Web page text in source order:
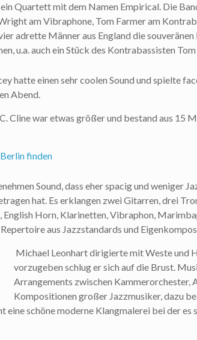
Quartett mit dem Namen Empirical. Die
am Vibraphone, Tom Farmer am
adrette Männer aus England die
u.a. auch ein Stück des Kontrabassisten
hatte einen sehr coolen Sound und spielte
Abend.
Cline war etwas größer und bestand aus 15
Sound, dass eher spacig und weniger
hat. Es erklangen zwei Gitarren, drei
English Horn, Klarinetten, Vibraphon,
aus Jazzstandards und
Michael Leonhart dirigierte mit Weste und
vorzugeben schlug er sich auf die Brust.
Arrangements zwischen Kammerorchester,
Kompositionen großer Jazzmusiker, dazu
eine schöne moderne Klangmalerei bei der es